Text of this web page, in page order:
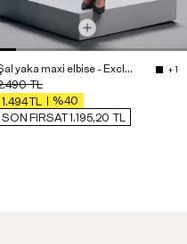
Şal yaka maxi elbise - Exclusive Collection + 1
TL
1.494TL
%40
SON FIRSAT 1.195,20 TL